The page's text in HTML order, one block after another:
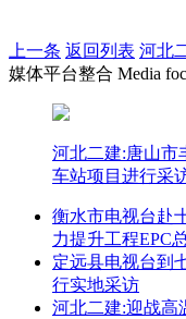
上一条 返回列表 河北
媒体平台整合 Media
河北二建:唐山市
车站项目进行采
衡水市电视台赴
力提升工程EPC
定远县电视台到
行实地采访
河北二建:迎战